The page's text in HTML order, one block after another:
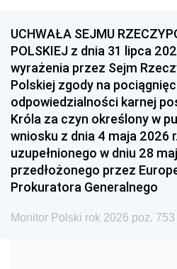
1996 1995
1993 1992
1990 1989
1987 1986
1984 1983
1981 1980
1978 1977
1975 1974
UCHWAŁA SEJMU
POLSKIEJ z dnia 31 lipca
wyrażenia przez Sejm
Polskiej zgody na
odpowiedzialności karnej
Króla za czyn określony w
wniosku z dnia 4 maja 2026
uzupełnionego w dniu 28
przedłożonego przez
Prokuratora Generalnego
Monitor Polski rok 2026 poz. 753